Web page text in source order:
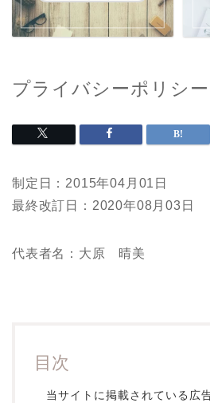
プライバシーポリシー
制定日：2015年04月01日
最終改訂日：2020年08月03日
代表者名：大原 晴美
目次
当サイトに掲載されている広